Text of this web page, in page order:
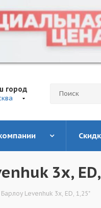
город
3x,
Levenhuk 3x, ED, 1,25"